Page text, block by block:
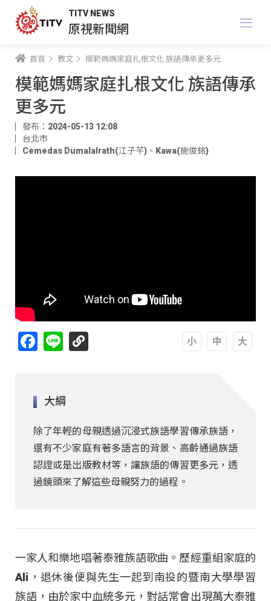
TITV NEWS
原視新聞網
首頁 教文 模範媽媽家庭扎根文化 族語傳承更多元
模範媽媽家庭扎根文化 族語傳承
更多元
發布：2024-05-13 12:08
台北市
Cemedas Dumalalrath(江子芊) 、 Kawa(施俊銘)
Facebook
Line
大綱
除了年輕的母親透過沉浸式族語學習傳承族語，
還有不少家庭有著多語言的背景、高齡通過族語
認證或是出版教材等，讓族語的傳習更多元，透
過鏡頭來了解這些母親努力的過程。
一家人和樂地唱著泰雅族語歌曲。歷經重組家庭的
Ali，退休後便與先生一起到南投的暨南大學學習
族語，由於家中血統多元，對話常會出現萬大泰雅